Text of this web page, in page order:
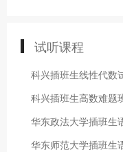
试听课程
科兴插班生线性代数
科兴插班生高数难题
华东政法大学插班生
华东师范大学插班生